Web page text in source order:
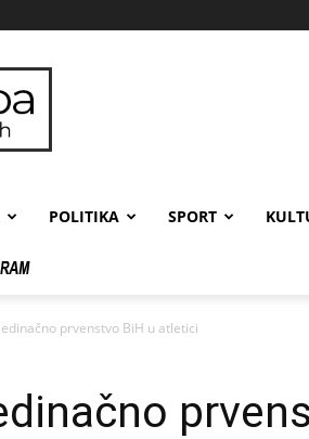
POLITIKA SPORT
prvenstvo BiH u atletici